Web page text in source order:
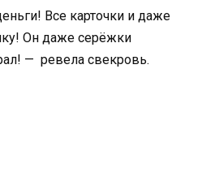
Все карточки и даже
Он даже серёжки
— ревела свекровь.